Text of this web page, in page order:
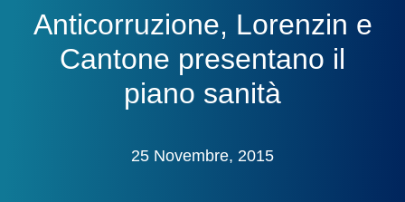
Anticorruzione, Lorenzin e
Cantone presentano il
piano sanità
25 Novembre, 2015